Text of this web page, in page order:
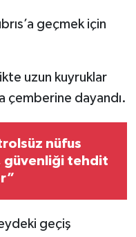
geçmek için
uzun kuyruklar
çemberine dayandı.
nüfus
güvenliği tehdit
geçiş